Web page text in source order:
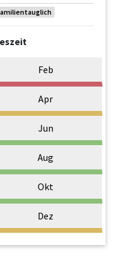
Feb
Apr
Jun
Aug
Okt
Dez